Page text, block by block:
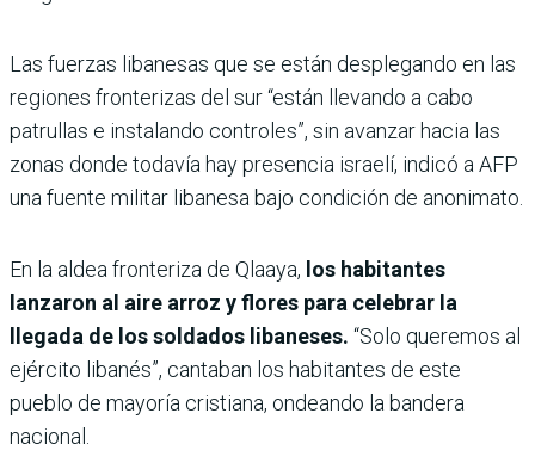
Las fuerzas libanesas que se están desplegando en las
regiones fronterizas del sur “están llevando a cabo
patrullas e instalando controles”, sin avanzar hacia las
zonas donde todavía hay presencia israelí, indicó a AFP
una fuente militar libanesa bajo condición de anonimato.
En la aldea fronteriza de Qlaaya, los habitantes
lanzaron al aire arroz y flores para celebrar la
llegada de los soldados libaneses. “Solo queremos al
ejército libanés”, cantaban los habitantes de este
pueblo de mayoría cristiana, ondeando la bandera
nacional.